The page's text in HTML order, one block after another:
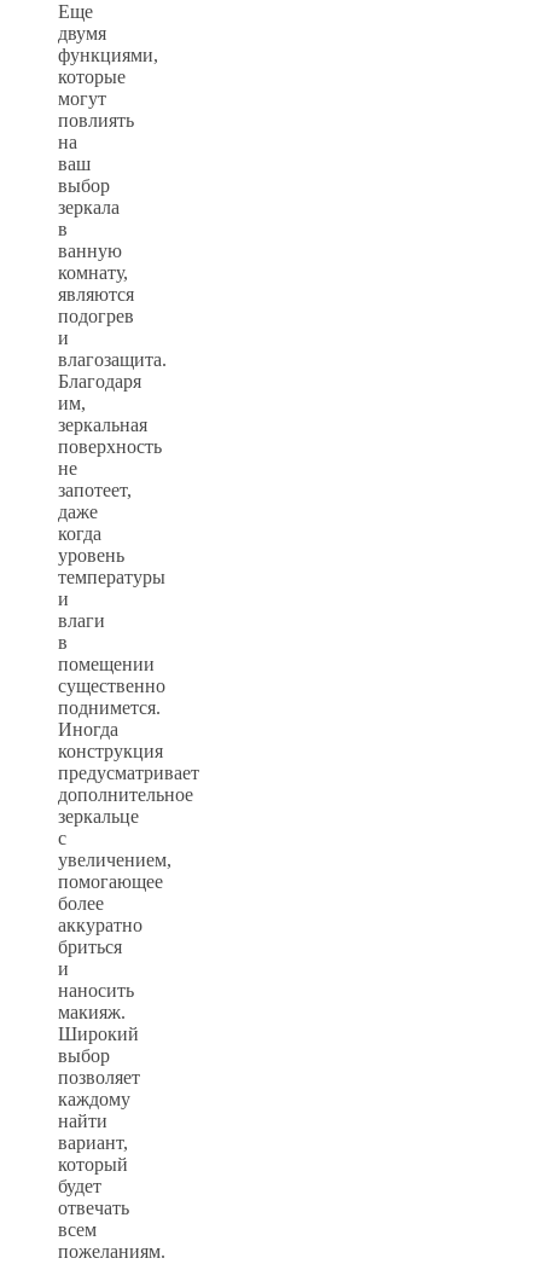
Еще
двумя
функциями,
которые
могут
повлиять
на
ваш
выбор
зеркала
в
ванную
комнату,
являются
подогрев
и
влагозащита.
Благодаря
им,
зеркальная
поверхность
не
запотеет,
даже
когда
уровень
температуры
и
влаги
в
помещении
существенно
поднимется.
Иногда
конструкция
предусматривает
дополнительное
зеркальце
с
увеличением,
помогающее
более
аккуратно
бриться
и
наносить
макияж.
Широкий
выбор
позволяет
каждому
найти
вариант,
который
будет
отвечать
всем
пожеланиям.